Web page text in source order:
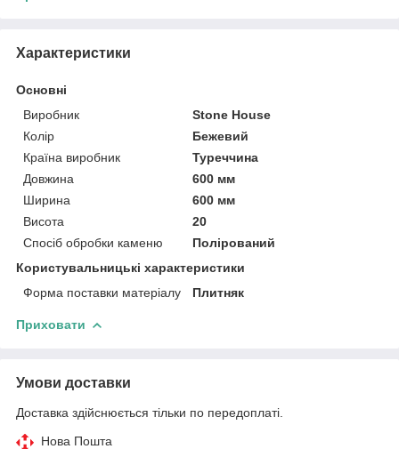
Характеристики
Основні
Виробник
Stone House
Колір
Бежевий
Країна виробник
Туреччина
Довжина
600 мм
Ширина
600 мм
Висота
20
Спосіб обробки каменю
Полірований
Користувальницькі характеристики
Форма поставки матеріалу
Плитняк
Приховати
Умови доставки
Доставка здійснюється тільки по передоплаті.
Нова Пошта